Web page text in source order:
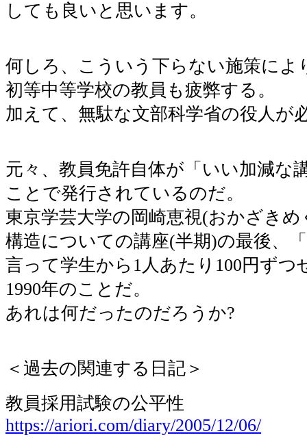
しても良いと思います。
何しろ、こういう下らない施策によ
初等中等学校の教員も疲弊する。
加えて、無駄な文部科学省の役人が
元々、教員免許自体が「いい加減な
ことで発行されているのだ。
東京学芸大学の岡崎恵視(おかざき
構造についての講座(半期)の最後、
言って学生から1人あたり100円ずつ
1990年のことだ。
あれは何だったのだろうか?
＜過去の関連する日記＞
教員採用試験の公平性
https://ariori.com/diary/2005/12/06/